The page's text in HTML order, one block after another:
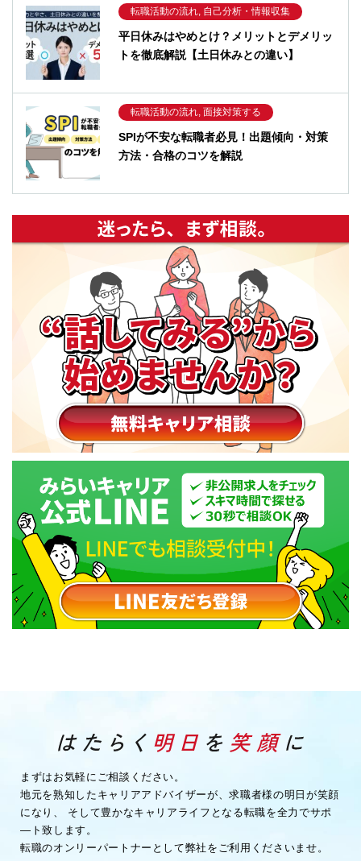
転職活動の流れ, 自己分析・情報収集
平日休みはやめとけ？メリットとデメリッ
トを徹底解説【土日休みとの違い】
転職活動の流れ, 面接対策する
SPIが不安な転職者必見！出題傾向・対策
方法・合格のコツを解説
まずはお気軽にご相談ください。
地元を熟知したキャリアアドバイザーが、求職者様の明日が笑顔
になり、
そして豊かなキャリアライフとなる転職を全力でサポ
―ト致します。
転職のオンリーパートナーとして弊社をご利用くださいませ。